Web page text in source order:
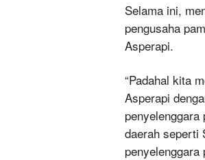
Selama ini,
pengusaha
Asperapi.
“Padahal kita
Asperapi
daerah seperti
penyelenggara